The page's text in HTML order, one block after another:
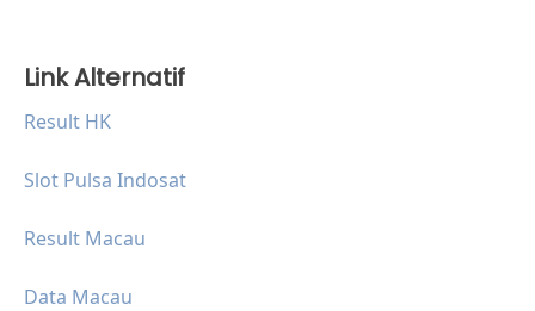
Link Alternatif
Result HK
Slot Pulsa Indosat
Result Macau
Data Macau